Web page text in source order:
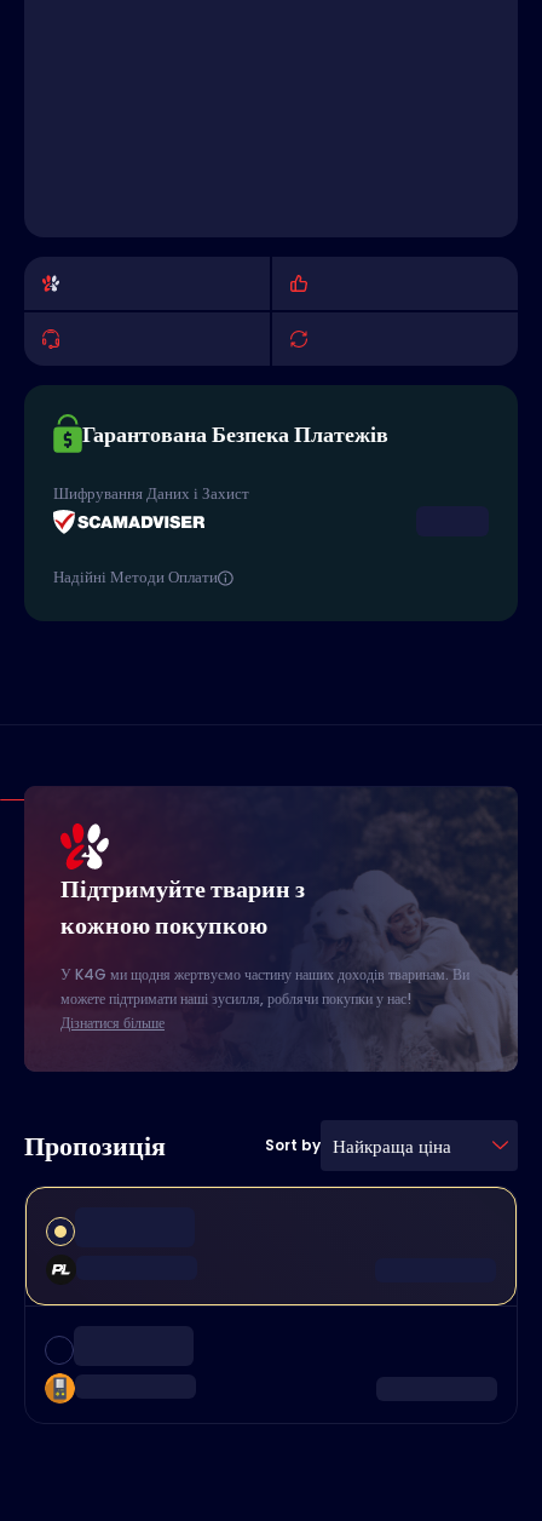
Гарантована Безпека Платежів
Шифрування Даних і Захист
Надійні Методи Оплати
Підтримуйте тварин з
кожною покупкою
У K4G ми щодня жертвуємо частину наших доходів тваринам. Ви
можете підтримати наші зусилля, роблячи покупки у нас!
Дізнатися більше
Пропозиція Sort by Найкраща ціна